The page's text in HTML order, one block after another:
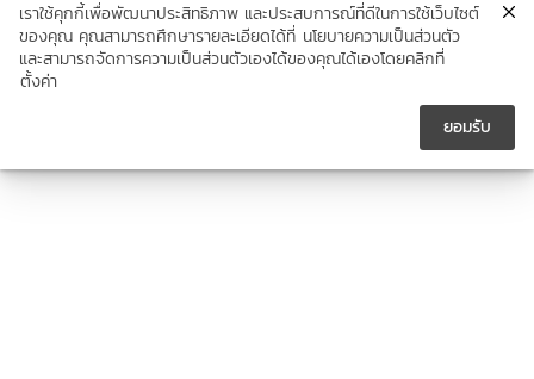

เราใช้คุกกี้เพื่อพัฒนาประสิทธิภาพ และประสบการณ์ที่ดีในการใช้เว็บไซต์
ของคุณ คุณสามารถศึกษารายละเอียดได้ที่ นโยบายความเป็นส่วนตัว
และสามารถจัดการความเป็นส่วนตัวเองได้ของคุณได้เองโดยคลิกที่
ตั้งค่า
ยอมรับ